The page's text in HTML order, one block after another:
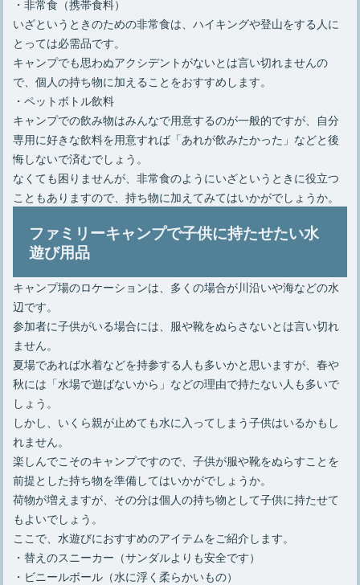
・非常食（携帯食料）
いざというときのための非常食は、ハイキングや登山をする人に
とっては必需品です。
キャンプでも思わぬアクシデントがないとは言い切れませんの
で、個人の持ち物に加えることをおすすめします。
・ペットボトル飲料
キャンプでの飲み物はみんなで用意するのが一般的ですが、自分
専用に好きな飲料を用意すれば「あれが飲みたかった」などと後
悔しないで済むでしょう。
なくても困りませんが、非常食のようにいざというときに役立つ
こともありますので、持ち物に加えてみてはいかがでしょうか。
ファミリーキャンプで子供に持たせたい水
遊び用品
キャンプ場のロケーションは、多くの場合が川沿いや海などの水
辺です。
参加者に子供がいる場合には、服や靴をぬらさないとは言い切れ
ません。
夏場であれば水着などを持参する人も多いかと思いますが、春や
秋には「水場で遊ばないから」などの理由で持たない人も多いで
しょう。
しかし、いくら親が止めても水に入ってしまう子供はいるかもし
れません。
楽しんでこそのキャンプですので、子供が服や靴をぬらすことを
前提とした持ち物を準備してはいかがでしょうか。
荷物が増えますが、その分は個人の持ち物として子供に持たせて
もよいでしょう。
ここで、水遊びにおすすめのアイテムをご紹介します。
・替えのスニーカー（サンダルよりも安全です）
・ビニールボール（水に浮く柔らかいもの）